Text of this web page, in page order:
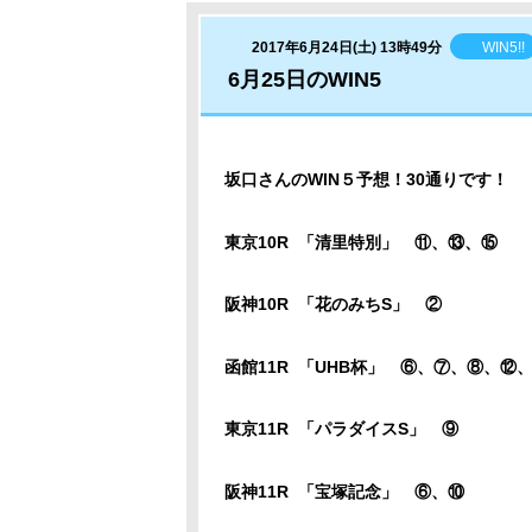
2017年6月24日(土) 13時49分 WIN5!!
6月25日のWIN5
坂口さんのWIN５予想！ 30通りです！
東京10R 「清里特別」 ⑪、⑬、⑮
阪神10R 「花のみちS」 ②
函館11R 「UHB杯」 ⑥、⑦、⑧、⑫
東京11R 「パラダイスS 」 ⑨
阪神11R 「宝塚記念」 ⑥、⑩